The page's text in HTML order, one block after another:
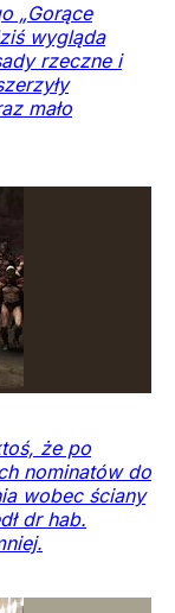
„Gorące
wygląda
rzeczne i
mało
że po
nominatów do
wobec ściany
dr hab.